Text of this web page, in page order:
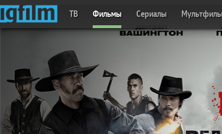
ТВ Фильмы Сериалы